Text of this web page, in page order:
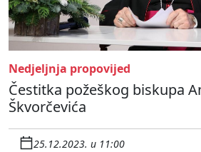
Nedjeljnja propovijed
Čestitka požeškog biskupa
Škvorčevića
25.12.2023. u 11:00